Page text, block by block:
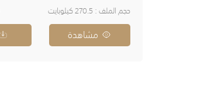
حجم الملف : 270.5 كيلوبايت
مشاهدة